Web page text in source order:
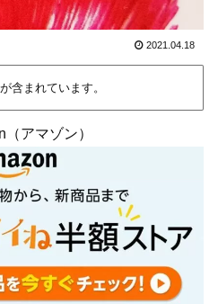
2021.04.18
含まれています。
アマゾン）